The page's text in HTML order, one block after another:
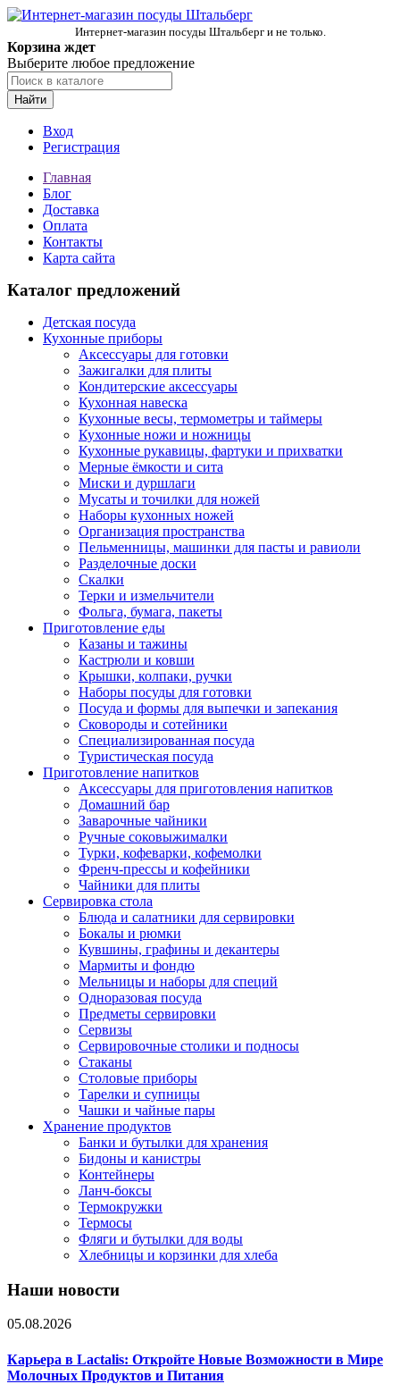
Интернет-магазин посуды Штальберг и не только.
Корзина ждет
Выберите любое предложение
Найти
Вход
Регистрация
Главная
Блог
Доставка
Оплата
Контакты
Карта сайта
Каталог предложений
Детская посуда
Кухонные приборы
Аксессуары для готовки
Зажигалки для плиты
Кондитерские аксессуары
Кухонная навеска
Кухонные весы, термометры и таймеры
Кухонные ножи и ножницы
Кухонные рукавицы, фартуки и прихватки
Мерные ёмкости и сита
Миски и дуршлаги
Мусаты и точилки для ножей
Наборы кухонных ножей
Организация пространства
Пельменницы, машинки для пасты и равиоли
Разделочные доски
Скалки
Терки и измельчители
Фольга, бумага, пакеты
Приготовление еды
Казаны и тажины
Кастрюли и ковши
Крышки, колпаки, ручки
Наборы посуды для готовки
Посуда и формы для выпечки и запекания
Сковороды и сотейники
Специализированная посуда
Туристическая посуда
Приготовление напитков
Аксессуары для приготовления напитков
Домашний бар
Заварочные чайники
Ручные соковыжималки
Турки, кофеварки, кофемолки
Френч-прессы и кофейники
Чайники для плиты
Сервировка стола
Блюда и салатники для сервировки
Бокалы и рюмки
Кувшины, графины и декантеры
Мармиты и фондю
Мельницы и наборы для специй
Одноразовая посуда
Предметы сервировки
Сервизы
Сервировочные столики и подносы
Стаканы
Столовые приборы
Тарелки и супницы
Чашки и чайные пары
Хранение продуктов
Банки и бутылки для хранения
Бидоны и канистры
Контейнеры
Ланч-боксы
Термокружки
Термосы
Фляги и бутылки для воды
Хлебницы и корзинки для хлеба
Наши новости
05.08.2026
Карьера в Lactalis: Откройте Новые Возможности в Мире
Молочных Продуктов и Питания